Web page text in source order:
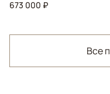
673 000 ₽
Все